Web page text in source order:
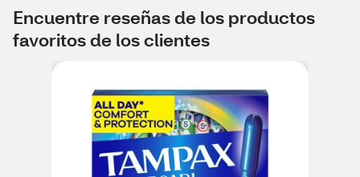
Encuentre reseñas de los productos
favoritos de los clientes